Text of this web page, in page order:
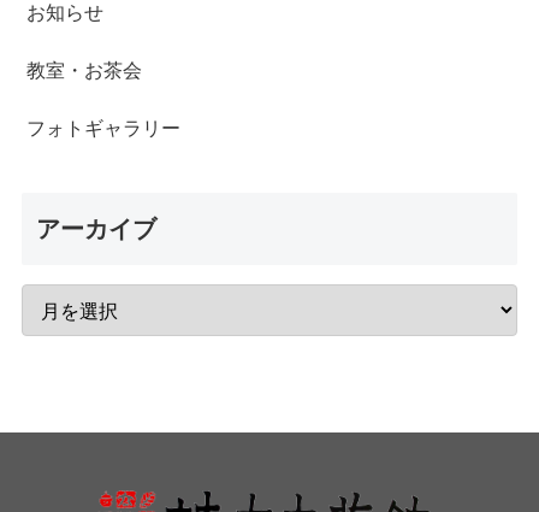
お知らせ
教室・お茶会
フォトギャラリー
アーカイブ